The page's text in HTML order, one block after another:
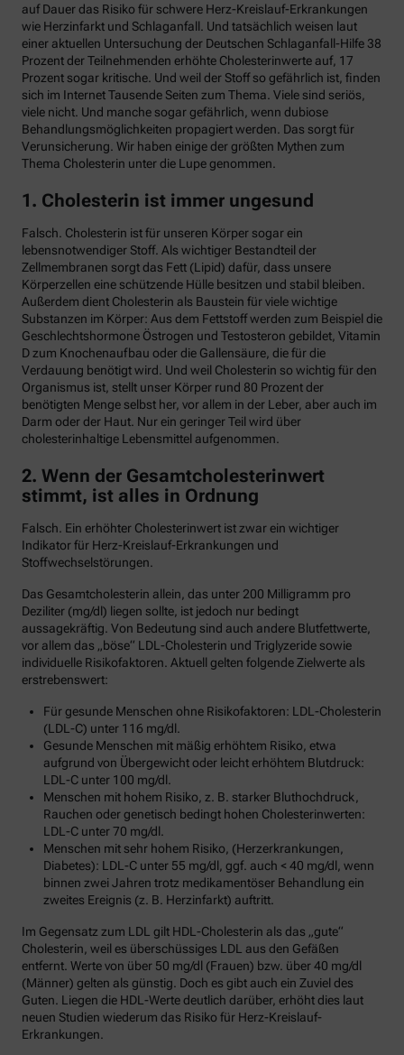
auf Dauer das Risiko für schwere Herz-Kreislauf-Erkrankungen
wie Herzinfarkt und Schlaganfall. Und tatsächlich weisen laut
einer aktuellen Untersuchung der Deutschen Schlaganfall-Hilfe 38
Prozent der Teilnehmenden erhöhte Cholesterinwerte auf, 17
Prozent sogar kritische. Und weil der Stoff so gefährlich ist, finden
sich im Internet Tausende Seiten zum Thema. Viele sind seriös,
viele nicht. Und manche sogar gefährlich, wenn dubiose
Behandlungsmöglichkeiten propagiert werden. Das sorgt für
Verunsicherung. Wir haben einige der größten Mythen zum
Thema Cholesterin unter die Lupe genommen.
1. Cholesterin ist immer ungesund
Falsch. Cholesterin ist für unseren Körper sogar ein
lebensnotwendiger Stoff. Als wichtiger Bestandteil der
Zellmembranen sorgt das Fett (Lipid) dafür, dass unsere
Körperzellen eine schützende Hülle besitzen und stabil bleiben.
Außerdem dient Cholesterin als Baustein für viele wichtige
Substanzen im Körper: Aus dem Fettstoff werden zum Beispiel die
Geschlechtshormone Östrogen und Testosteron gebildet, Vitamin
D zum Knochenaufbau oder die Gallensäure, die für die
Verdauung benötigt wird. Und weil Cholesterin so wichtig für den
Organismus ist, stellt unser Körper rund 80 Prozent der
benötigten Menge selbst her, vor allem in der Leber, aber auch im
Darm oder der Haut. Nur ein geringer Teil wird über
cholesterinhaltige Lebensmittel aufgenommen.
2. Wenn der Gesamtcholesterinwert
stimmt, ist alles in Ordnung
Falsch. Ein erhöhter Cholesterinwert ist zwar ein wichtiger
Indikator für Herz-Kreislauf-Erkrankungen und
Stoffwechselstörungen.
Das Gesamtcholesterin allein, das unter 200 Milligramm pro
Deziliter (mg/dl) liegen sollte, ist jedoch nur bedingt
aussagekräftig. Von Bedeutung sind auch andere Blutfettwerte,
vor allem das „böse“ LDL-Cholesterin und Triglyzeride sowie
individuelle Risikofaktoren. Aktuell gelten folgende Zielwerte als
erstrebenswert:
Für gesunde Menschen ohne Risikofaktoren: LDL-Cholesterin
(LDL-C) unter 116 mg/dl.
Gesunde Menschen mit mäßig erhöhtem Risiko, etwa
aufgrund von Übergewicht oder leicht erhöhtem Blutdruck:
LDL-C unter 100 mg/dl.
Menschen mit hohem Risiko, z. B. starker Bluthochdruck,
Rauchen oder genetisch bedingt hohen Cholesterinwerten:
LDL-C unter 70 mg/dl.
Menschen mit sehr hohem Risiko, (Herzerkrankungen,
Diabetes): LDL-C unter 55 mg/dl, ggf. auch < 40 mg/dl, wenn
binnen zwei Jahren trotz medikamentöser Behandlung ein
zweites Ereignis (z. B. Herzinfarkt) auftritt.
Im Gegensatz zum LDL gilt HDL-Cholesterin als das „gute“
Cholesterin, weil es überschüssiges LDL aus den Gefäßen
entfernt. Werte von über 50 mg/dl (Frauen) bzw. über 40 mg/dl
(Männer) gelten als günstig. Doch es gibt auch ein Zuviel des
Guten. Liegen die HDL-Werte deutlich darüber, erhöht dies laut
neuen Studien wiederum das Risiko für Herz-Kreislauf-
Erkrankungen.